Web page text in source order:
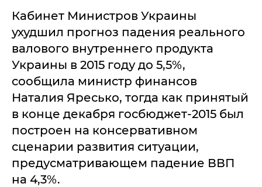
Кабинет Министров Украины
ухудшил прогноз падения реального
валового внутреннего продукта
Украины в 2015 году до 5,5%,
сообщила министр финансов
Наталия Яресько, тогда как принятый
в конце декабря госбюджет-2015 был
построен на консервативном
сценарии развития ситуации,
предусматривающем падение ВВП
на 4,3%.